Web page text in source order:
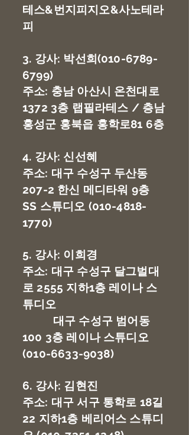
테스&번지피지오&사노테라
피
3. 강사: 박선희(010-6789-
6799)
주소: 충남 아산시 온천대로
1372 3층 랩필라테스 / 층남
홍성군 홍북읍 홍학로81 6층
4. 강사: 신선혜
주소: 대구 수성구 두산동
207-2 한신 메디타워 9층
SS 스튜디오 (010-4818-
1770)
5. 강사: 이희경
주소: 대구 수성구 달그벌대
로 2555 지하1층 레이나 스
튜디오
대구 수성구 범어동
100 3층 레이나 스튜디오
(010-6633-9038)
6. 강사: 김현진
주소: 대구 서구 통학로 18길
22 지하1층 베리어스 스튜디